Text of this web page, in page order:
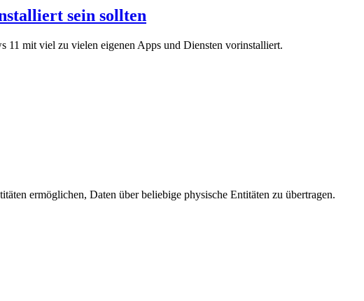
sein sollten
11 mit viel zu vielen eigenen Apps und Diensten vorinstalliert.
ermöglichen, Daten über beliebige physische Entitäten zu übertragen.